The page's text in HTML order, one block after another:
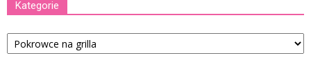
Kategorie
Kategorie